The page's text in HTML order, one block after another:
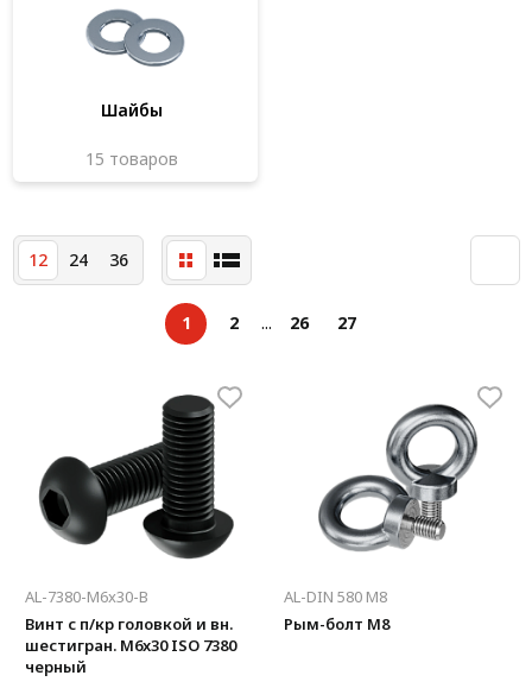
Услуги дополнительной обработки профиля
Шайбы
15 товаров
12 24 36
1 2 ... 26 27
AL-7380-M6x30-В
Винт с п/кр головкой и вн.
шестигран. М6x30 ISO 7380
черный
AL-DIN 580 M8
Рым-болт М8